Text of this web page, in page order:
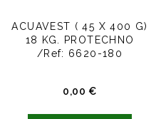
ACUAVEST ( 45 X 400 G)
18 KG. PROTECHNO
/Ref: 6620-180
0,00 €Precio